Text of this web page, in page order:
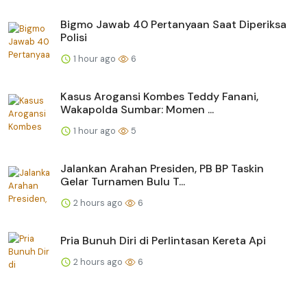
Bigmo Jawab 40 Pertanyaan Saat Diperiksa
Polisi
1 hour ago 6
Kasus Arogansi Kombes Teddy Fanani,
Wakapolda Sumbar: Momen ...
1 hour ago 5
Jalankan Arahan Presiden, PB BP Taskin
Gelar Turnamen Bulu T...
2 hours ago 6
Pria Bunuh Diri di Perlintasan Kereta Api
2 hours ago 6